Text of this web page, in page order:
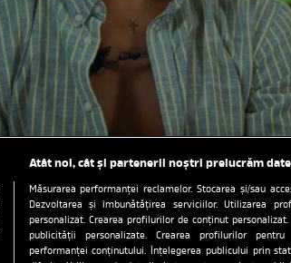
Atât noi, cât și partenerii noștri prelucrăm
Măsurarea performanței reclamelor. Stocarea și/sau
Dezvoltarea și îmbunătățirea serviciilor. Utilizarea
personalizat. Crearea profilurilor de conținut
publicității personalizate. Crearea profilurilor pentru
performanței conținutului. Înțelegerea publicului prin